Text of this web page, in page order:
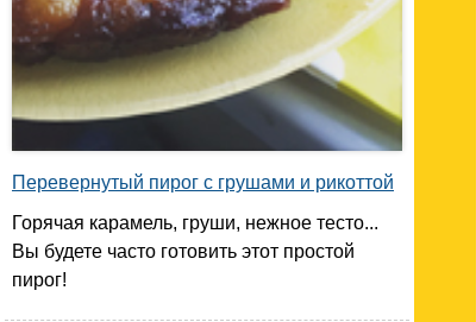
Перевернутый пирог с грушами и рикоттой
Горячая карамель, груши, нежное тесто...
Вы будете часто готовить этот простой
пирог!